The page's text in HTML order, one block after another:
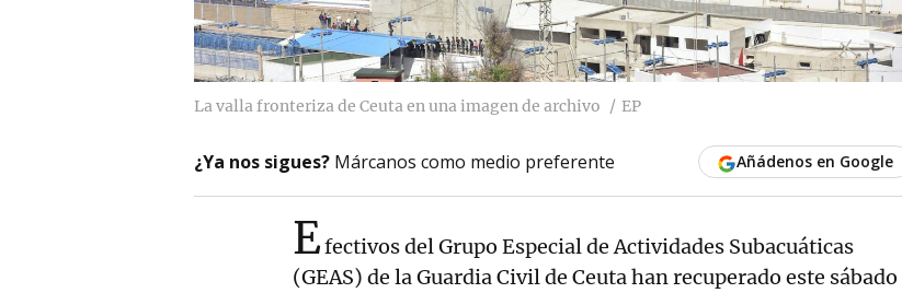
La valla fronteriza de Ceuta en una imagen de archivo EP
¿Ya nos sigues? Márcanos como medio preferente Añádenos en Google
Efectivos del Grupo Especial de Actividades Subacuáticas
(GEAS) de la Guardia Civil de Ceuta han recuperado este sábado